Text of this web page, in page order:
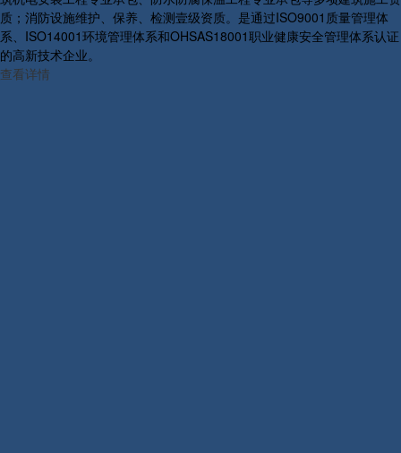
质；消防设施维护、保养、检测壹级资质。是通过ISO9001质量管理体
系、ISO14001环境管理体系和OHSAS18001职业健康安全管理体系认证
的高新技术企业。
查看详情